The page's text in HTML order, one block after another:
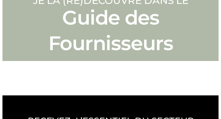
Guide des
Fournisseurs